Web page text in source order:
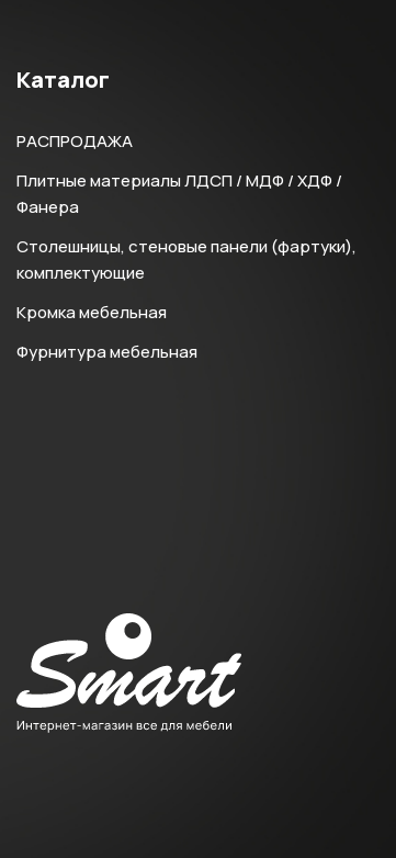
Каталог
РАСПРОДАЖА
Плитные материалы ЛДСП / МДФ / ХДФ /
Фанера
Столешницы, стеновые панели (фартуки),
комплектующие
Кромка мебельная
Фурнитура мебельная